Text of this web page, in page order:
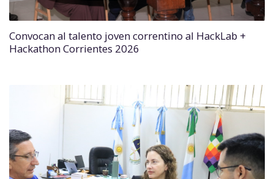
Convocan al talento joven correntino al HackLab +
Hackathon Corrientes 2026